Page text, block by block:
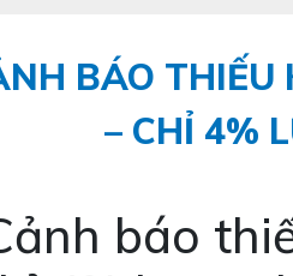
BÁO
– CHỈ 4%
báo